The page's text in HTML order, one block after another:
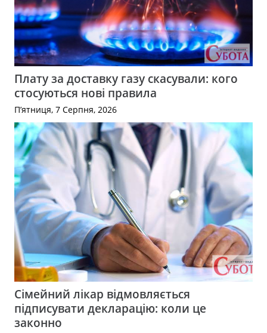
Плату за доставку газу скасували: кого
стосуються нові правила
П’ятниця, 7 Серпня, 2026
Сімейний лікар відмовляється
підписувати декларацію: коли це
законно